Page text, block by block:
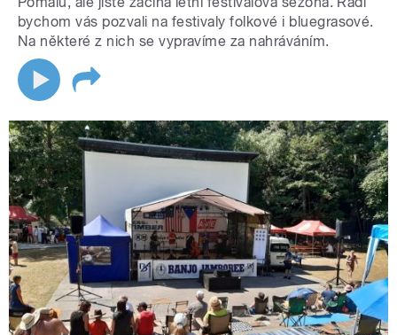
bychom vás pozvali na festivaly folkové i bluegrasové.
Na některé z nich se vypravíme za nahráváním.